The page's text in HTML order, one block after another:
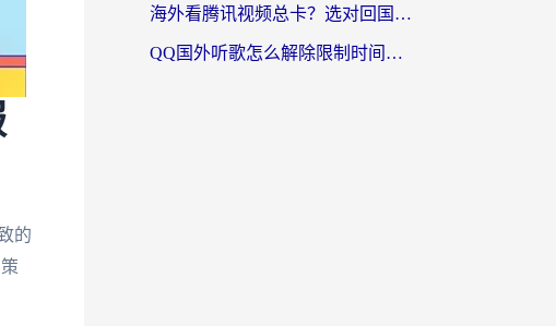
的
海外看腾讯视频总卡？选对回国加速器，还能解决英国1号店定位+欧洲杯CCTV5直播问题
QQ国外听歌怎么解除限制时间？海外党亲测有效的回国加速方案